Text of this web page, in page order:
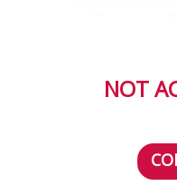
NOT